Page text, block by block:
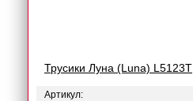
Трусики Луна (Luna) L5123T
Артикул: